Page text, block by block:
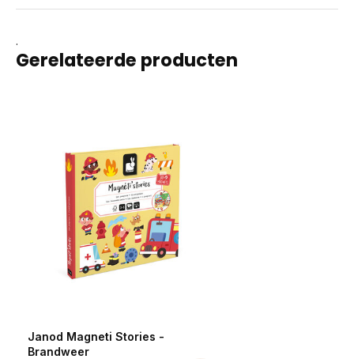
.
Gerelateerde producten
Janod Magneti Stories -
Brandweer